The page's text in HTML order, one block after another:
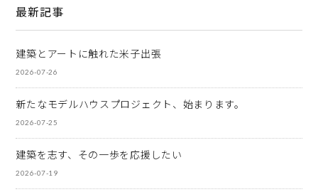
最新記事
建築とアートに触れた米子出張
2026-07-26
新たなモデルハウスプロジェクト、始まります。
2026-07-25
建築を志す、その一歩を応援したい
2026-07-19